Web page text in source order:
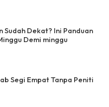
Sudah Dekat? Ini Panduan
Demi minggu
Segi Empat Tanpa Peniti